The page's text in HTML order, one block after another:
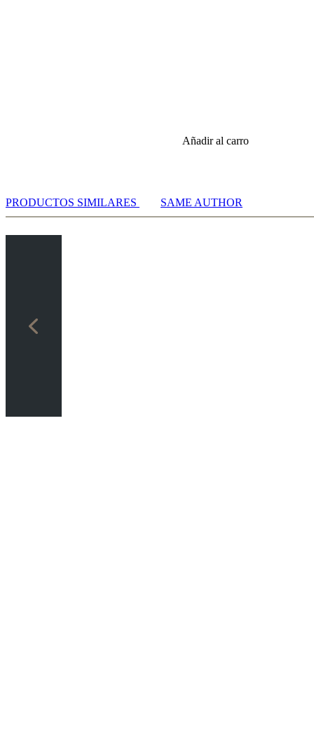
Añadir al carro
PRODUCTOS SIMILARES SAME AUTHOR